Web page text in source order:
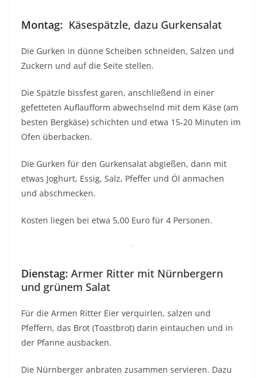
Montag: Käsespätzle, dazu Gurkensalat
Die Gurken in dünne Scheiben schneiden, Salzen und
Zuckern und auf die Seite stellen.
Die Spätzle bissfest garen, anschließend in einer
gefetteten Auflaufform abwechselnd mit dem Käse (am
besten Bergkäse) schichten und etwa 15-20 Minuten im
Ofen überbacken.
Die Gurken für den Gurkensalat abgießen, dann mit
etwas Joghurt, Essig, Salz, Pfeffer und Öl anmachen
und abschmecken.
Kosten liegen bei etwa 5,00 Euro für 4 Personen.
Dienstag: Armer Ritter mit Nürnbergern
und grünem Salat
Für die Armen Ritter Eier verquirlen, salzen und
Pfeffern, das Brot (Toastbrot) darin eintauchen und in
der Pfanne ausbacken.
Die Nürnberger anbraten zusammen servieren. Dazu